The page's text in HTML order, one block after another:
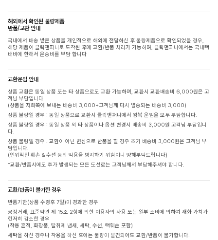
해외에서 확인된 불량제품
반품/교환 안내
국내에서 배송 받은 상품을 개인적으로 해외에 전달하신 후 불량제품으로 확인되었을 경우,
해당 제품이 클릭앤퍼니로 도착된 후에 교환/반품 처리가 가능하며, 클릭앤퍼니에서는 국내택
배비에 한해서 운송비를 부담 합니다
교환운임 안내
상품 교환은 동일 상품 또는 타 상품으로도 교환 가능하며, 교환시 교환배송비 6,000원은 고
객님 부담입니다.
(상품을 저희쪽에 보내는 배송비 3,000+고객님께 다시 발송되는 배송비 3,000)
상품 불량일 경우 : 동일 상품으로 교환시 클릭앤퍼니에서 왕복 운임을 모두 부담합니다.
상품 불량일 경우 : 동일 상품 외 타 상품이나 옵션 변경시 배송비 3,000원 고객님 부담입니
다.
상품 불량일 경우 : 교환이 아닌 변심으로 반품을 할 경우 초기 배송비 3,000원은 고객님 부
담입니다.
(인위적인 훼손 & 수선 등의 악용을 방지하기 위함이니 양해부탁드립니다)
*교환/반품시에도 추가 발생되는 모든 도선료는 고객님께서 부담해주셔야 합니다.
교환/반품이 불가한 경우
반품기한(상품 수령후 7일)이 경과한 경우
공정거래, 표준약관 제 15조 2항에 의한 이용자의 사용 또는 일부 소비에 의하여 재화 가치가
현저히 감소한 경우
(착용 흔적, 화장품, 탈취제 냄새, 세탁, 수선, 택훼손 포함)
세탁을 하신 경우나 착용을 하신 후에는 불량이 발견되어도 교환/반품이 불가합니다.